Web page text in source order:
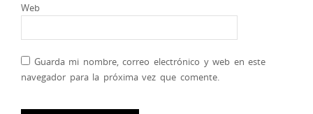
Web
Guarda mi nombre, correo electrónico y web en este
navegador para la próxima vez que comente.